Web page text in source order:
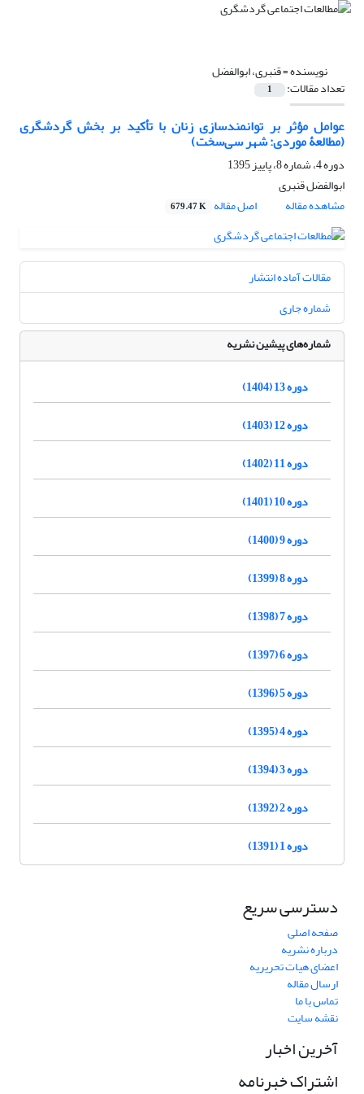
نویسنده =قنبری، ابوالفضل
تعداد مقالات: 1
عوامل مؤثر بر توانمندسازی زنان با تأکید بر بخش گردشگری
(مطالعۀ موردی: شهر سی‌سخت)
دوره 4، شماره 8، پاییز 1395
ابوالفضل قنبری
مشاهده مقاله
اصل مقاله 679.47 K
مقالات آماده انتشار
شماره جاری
شماره‌های پیشین نشریه
دوره 13 (1404)
دوره 12 (1403)
دوره 11 (1402)
دوره 10 (1401)
دوره 9 (1400)
دوره 8 (1399)
دوره 7 (1398)
دوره 6 (1397)
دوره 5 (1396)
دوره 4 (1395)
دوره 3 (1394)
دوره 2 (1392)
دوره 1 (1391)
دسترسی سریع
صفحه اصلی
درباره نشریه
اعضای هیات تحریریه
ارسال مقاله
تماس با ما
نقشه سایت
آخرین اخبار
اشتراک خبرنامه